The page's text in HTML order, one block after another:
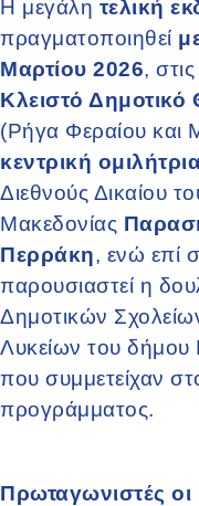
Η μεγάλη τελική
πραγματοποιηθεί
Μαρτίου 2026, στις
Κλειστό
(Ρήγα Φεραίου και
κεντρική
Διεθνούς Δικαίου
Μακεδονίας
Περράκη, ενώ επί
παρουσιαστεί η
Δημοτικών
Λυκείων του
που συμμετείχαν
προγράμματος.
Πρωταγωνιστές οι